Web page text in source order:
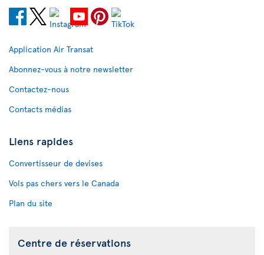
Application Air Transat
Abonnez-vous à notre newsletter
Contactez-nous
Contacts médias
Liens rapides
Convertisseur de devises
Vols pas chers vers le Canada
Plan du site
Centre de réservations